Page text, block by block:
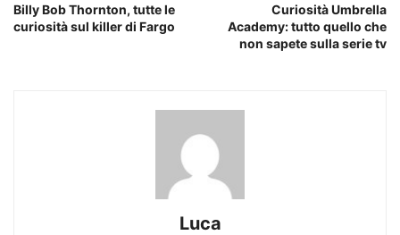
Billy Bob Thornton, tutte le
curiosità sul killer di Fargo
Curiosità Umbrella
Academy: tutto quello che
non sapete sulla serie tv
Luca